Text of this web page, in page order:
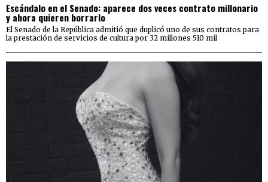
Escándalo en el Senado: aparece dos veces contrato millonario
y ahora quieren borrarlo
El Senado de la República admitió que duplicó uno de sus contratos para
la prestación de servicios de cultura por 32 millones 510 mil